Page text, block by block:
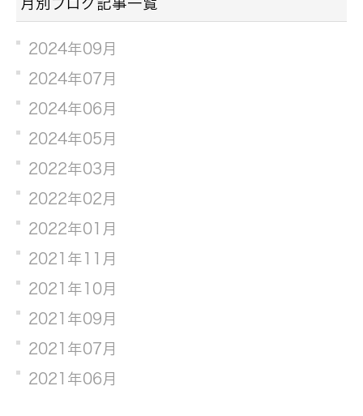
月別ブログ記事一覧
2024年09月
2024年07月
2024年06月
2024年05月
2022年03月
2022年02月
2022年01月
2021年11月
2021年10月
2021年09月
2021年07月
2021年06月